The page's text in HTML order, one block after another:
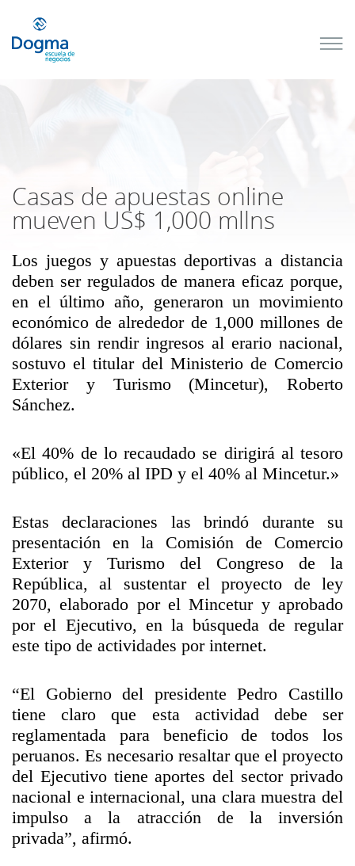
Casas de apuestas online
mueven US$ 1,000 mllns
Los juegos y apuestas deportivas a distancia
deben ser regulados de manera eficaz porque,
en el último año, generaron un movimiento
económico de alrededor de 1,000 millones de
dólares sin rendir ingresos al erario nacional,
sostuvo el titular del Ministerio de Comercio
Exterior y Turismo (Mincetur), Roberto
Sánchez.
«El 40% de lo recaudado se dirigirá al tesoro
público, el 20% al IPD y el 40% al Mincetur.»
Estas declaraciones las brindó durante su
presentación en la Comisión de Comercio
Exterior y Turismo del Congreso de la
República, al sustentar el proyecto de ley
2070, elaborado por el Mincetur y aprobado
por el Ejecutivo, en la búsqueda de regular
este tipo de actividades por internet.
“El Gobierno del presidente Pedro Castillo
tiene claro que esta actividad debe ser
reglamentada para beneficio de todos los
peruanos. Es necesario resaltar que el proyecto
del Ejecutivo tiene aportes del sector privado
nacional e internacional, una clara muestra del
impulso a la atracción de la inversión
privada”, afirmó.
próximos
Más Cursos